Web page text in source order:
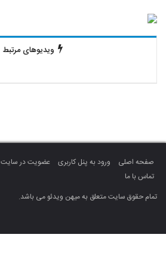
ویدیوهای مرتبط
صفحه اصلی ورود به پنل کاربری عضویت در سایت
تماس با ما
تمام حقوق سایت متعلق به میهن ویدئو می باشد.